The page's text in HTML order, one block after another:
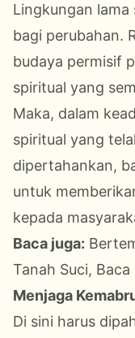
Lingkungan
bagi perubahan.
budaya permisif
spiritual yang
Maka, dalam
spiritual yang
dipertahankan,
untuk
kepada
Baca juga:
Tanah Suci,
Menjaga
Di sini harus